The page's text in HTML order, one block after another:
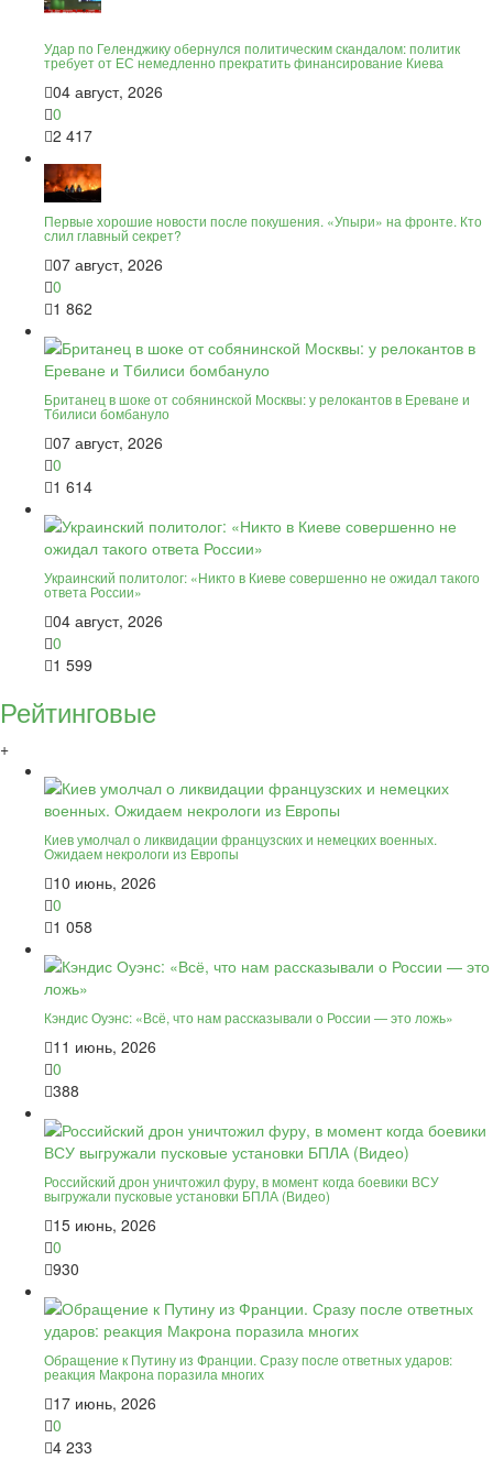
Удар по Геленджику обернулся политическим скандалом: политик
требует от ЕС немедленно прекратить финансирование Киева
04 август, 2026
0
2 417
Первые хорошие новости после покушения. «Упыри» на фронте. Кто
слил главный секрет?
07 август, 2026
0
1 862
Британец в шоке от собянинской Москвы: у релокантов в Ереване и
Тбилиси бомбануло
07 август, 2026
0
1 614
Украинский политолог: «Никто в Киеве совершенно не ожидал такого
ответа России»
04 август, 2026
0
1 599
Рейтинговые
+
Киев умолчал о ликвидации французских и немецких военных.
Ожидаем некрологи из Европы
10 июнь, 2026
0
1 058
Кэндис Оуэнс: «Всё, что нам рассказывали о России — это ложь»
11 июнь, 2026
0
388
Российский дрон уничтожил фуру, в момент когда боевики ВСУ
выгружали пусковые установки БПЛА (Видео)
15 июнь, 2026
0
930
Обращение к Путину из Франции. Сразу после ответных ударов:
реакция Макрона поразила многих
17 июнь, 2026
0
4 233